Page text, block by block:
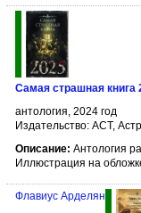
Самая страшная книга
антология, 2024 год
Издательство: АСТ,
Описание: Антология
Иллюстрация на
Флавиус Арделян